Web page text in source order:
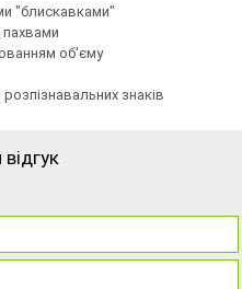
"блискавками"
пахвами
об'єму
знаків